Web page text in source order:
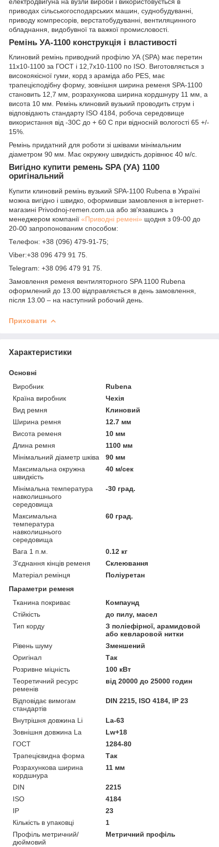
приводах сільськогосподарських машин, суднобудуванні,
приводу компресорів, верстатобудуванні, вентиляцинного
обладнання, видобувної та важкої промисловості.
Ремінь УА-1100 конструкція і властивості
Клиновий ремінь приводний профілю УА (SPA) має перетин
11х10-1100 за ГОСТ і 12,7х10-1100 по ISO. Виготовляється з
високоякісної гуми, корд з араміда або PES, має
трапецієподібну форму, зовнішня ширина ременя SPA-1100
становить 12,7 мм, розрахункова ширина кордшнуру 11 мм, а
висота 10 мм. Ремінь клиновий вузький проводить струм і
відповідають стандарту ISO 4184, робоча середовище
використання від -30С до + 60 С при відносній вологості 65 +/-
15%.
Ремінь придатний для роботи зі шківами мінімальним
діаметром 90 мм. Має окружну швидкість дорівнює 40 м/с.
Вигідно купити ремень SPA (УА) 1100
оригінальний
Купити клиновий ремінь вузький SPA-1100 Rubena в Україні
можна вигідно і швидко, оформивши замовлення в інтернет-
магазині Рrivodnoj-remen.com.ua або зв'язавшись з
менеджером компанії «Приводні ремені» щодня з 09-00 до
20-00 запропонованим способом:
Телефон: +38 (096) 479-91-75;
Viber:+38 096 479 91 75.
Telegram: +38 096 479 91 75.
Замовлення ременя вентиляторного SPA 1100 Rubena
оформлений до 13.00 відправляється в день замовлення,
після 13.00 – на наступний робочий день.
Приховати
Характеристики
Основні
Виробник
Rubena
Країна виробник
Чехія
Вид ремня
Клиновий
Ширина ремня
12.7 мм
Висота ременя
10 мм
Длина ремня
1100 мм
Мінімальний діаметр шківа
90 мм
Максимальна окружна
швидкість
40 м/сек
Мінімальна температура
навколишнього
середовища
-30 град.
Максимальна
температура
навколишнього
середовища
60 град.
Вага 1 п.м.
0.12 кг
З'єднання кінців ременя
Склеювання
Матеріал ремінця
Поліуретан
Параметри ременя
Тканина покриває
Компаунд
Стійкість
до пилу, масел
Тип корду
З поліефірної, арамидовой
або кевларовой нитки
Рівень шуму
Зменшений
Оригінал
Так
Розривне міцність
100 кВт
Теоретичний ресурс
ременів
від 20000 до 25000 годин
Відповідає вимогам
стандартів
DIN 2215, ISO 4184, IP 23
Внутрішня довжина Li
La-63
Зовнішня довжина La
Lw+18
ГОСТ
1284-80
Трапецієвидна форма
Так
Розрахункова ширина
кордшнура
11 мм
DIN
2215
ISO
4184
IP
23
Кількість в упаковці
1
Профіль метричний/
дюймовий
Метричний профіль